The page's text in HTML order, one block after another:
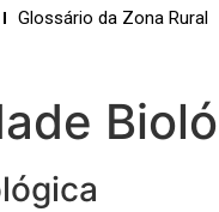
Glossário da Zona Rural